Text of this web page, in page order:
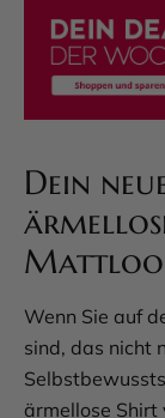
Dein
Wenn Sie auf
sind, das nicht
ärmellose Shirt